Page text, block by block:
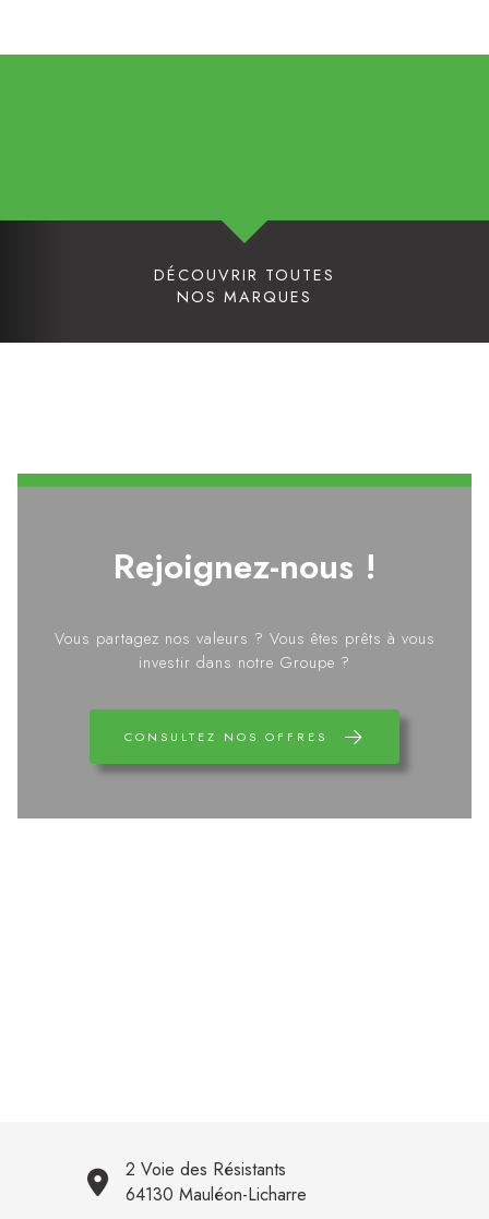
DÉCOUVRIR TOUTES
NOS MARQUES
Rejoignez-nous !
Vous partagez nos valeurs ? Vous êtes prêts à vous
investir dans notre Groupe ?
CONSULTEZ NOS OFFRES
2 Voie des Résistants
64130 Mauléon-Licharre